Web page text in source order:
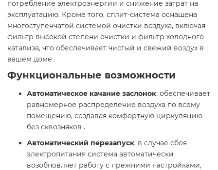
потребление электроэнергии и снижение затрат на
эксплуатацию. Кроме того, сплит-система оснащена
многоступенчатой системой очистки воздуха, включая
фильтр высокой степени очистки и фильтр холодного
катализа, что обеспечивает чистый и свежий воздух в
вашем доме .​
Функциональные возможности
Автоматическое качание заслонок: обеспечивает
равномерное распределение воздуха по всему
помещению, создавая комфортную циркуляцию
без сквозняков .​
Автоматический перезапуск: в случае сбоя
электропитания система автоматически
возобновляет работу с прежними настройками,